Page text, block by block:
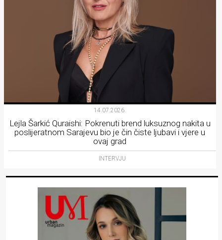
14.07.2026.
Lejla Šarkić Quraishi: Pokrenuti brend luksuznog nakita u
poslijeratnom Sarajevu bio je čin čiste ljubavi i vjere u
ovaj grad
INTERVJU